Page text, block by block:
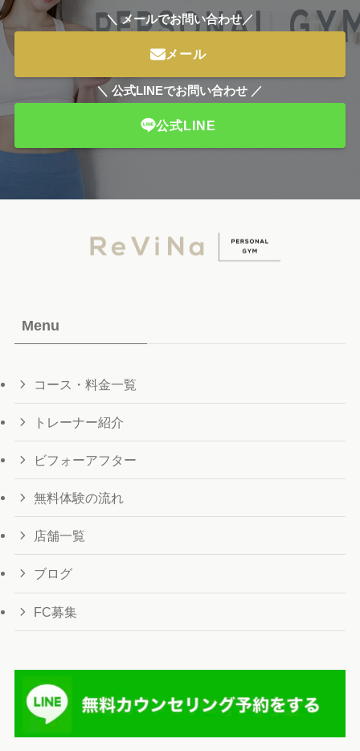
＼ メールでお問い合わせ／
メール
＼ 公式LINEでお問い合わせ ／
公式LINE
Menu
コース・料金一覧
トレーナー紹介
ビフォーアフター
無料体験の流れ
店舗一覧
ブログ
FC募集